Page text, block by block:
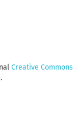
Creative Commons
.